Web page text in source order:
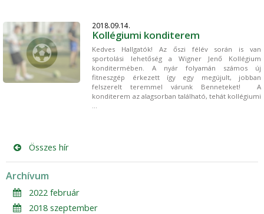
2018.09.14.
Kollégiumi konditerem
Kedves Hallgatók! Az őszi félév során is van
sportolási lehetőség a Wigner Jenő Kollégium
konditermében. A nyár folyamán számos új
fitneszgép érkezett így egy megújult, jobban
felszerelt teremmel várunk Benneteket! A
konditerem az alagsorban található, tehát kollégiumi
...
Összes hír
Archívum
2022 február
2018 szeptember